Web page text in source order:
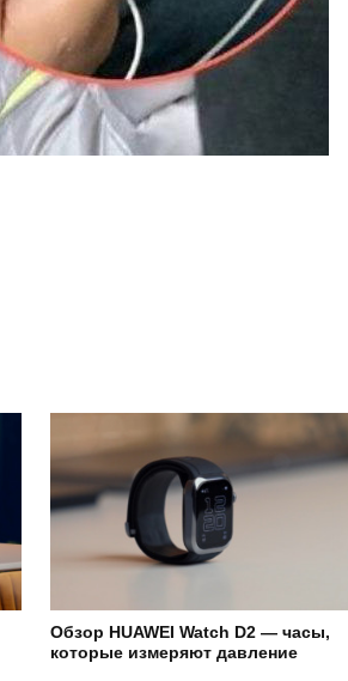
Обзор HUAWEI Watch D2 — часы,
которые измеряют давление